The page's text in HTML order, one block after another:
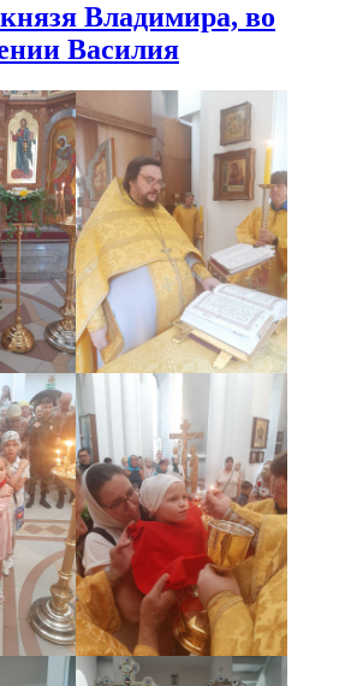
Владимира, во
Василия